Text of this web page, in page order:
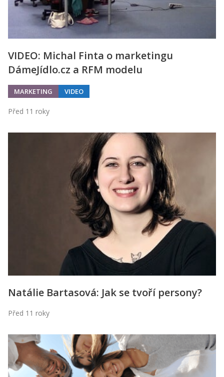
VIDEO: Michal Finta o marketingu
DámeJídlo.cz a RFM modelu
MARKETING VIDEO
Před 11 roky
Natálie Bartasová: Jak se tvoří persony?
Před 11 roky